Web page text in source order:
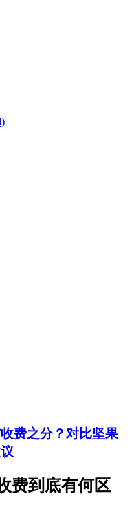
费之分？对比坚果
费到底有何区